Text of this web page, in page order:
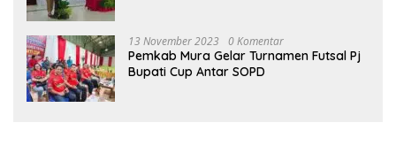
13 November 2023 0 Komentar
Pemkab Mura Gelar Turnamen Futsal Pj
Bupati Cup Antar SOPD